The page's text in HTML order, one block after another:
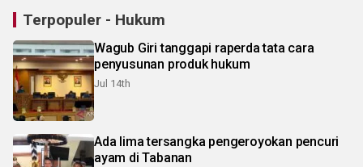
Terpopuler - Hukum
Wagub Giri tanggapi raperda tata cara
penyusunan produk hukum
Jul 14th
Ada lima tersangka pengeroyokan pencuri
ayam di Tabanan